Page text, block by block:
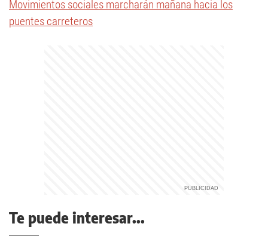
Movimientos sociales marcharán mañana hacia los
puentes carreteros
Te puede interesar...